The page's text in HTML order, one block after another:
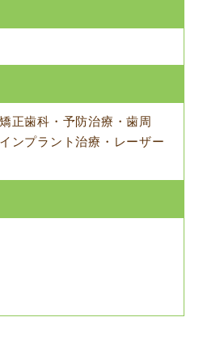
正歯科・予防治療・歯周
ンプラント治療・レーザー